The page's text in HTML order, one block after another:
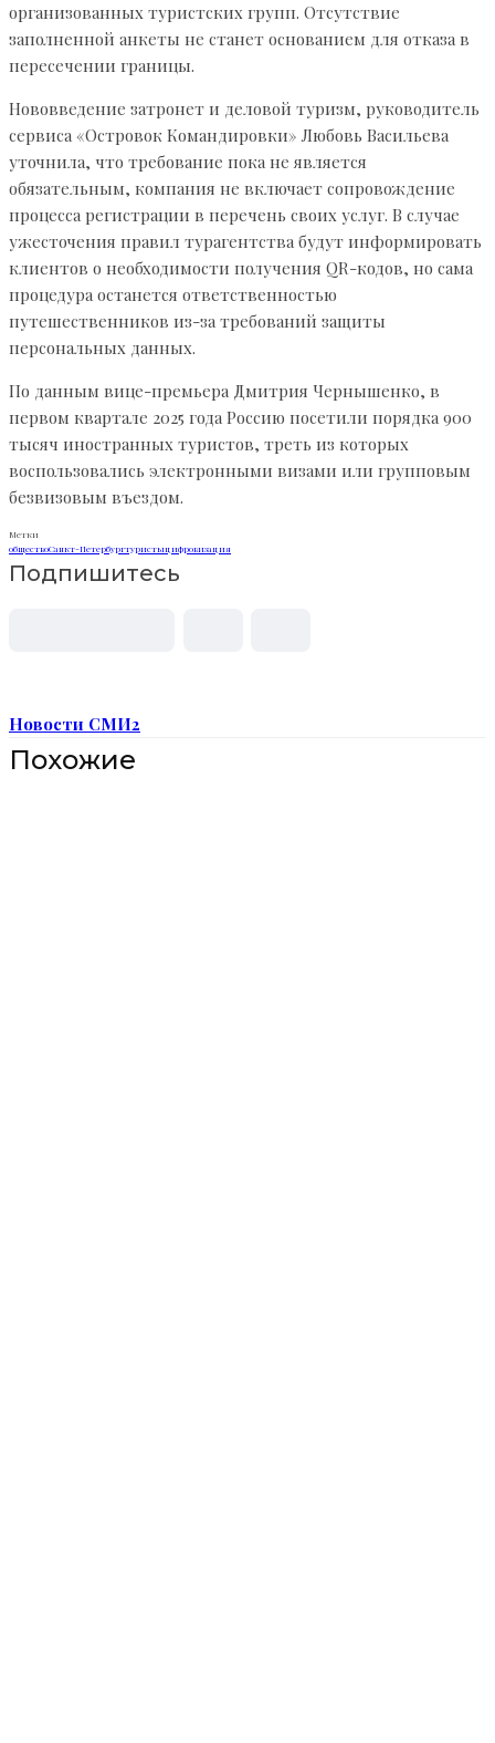
организованных туристских групп. Отсутствие
заполненной анкеты не станет основанием для отказа в
пересечении границы.
Нововведение затронет и деловой туризм, руководитель
сервиса «Островок Командировки» Любовь Васильева
уточнила, что требование пока не является
обязательным, компания не включает сопровождение
процесса регистрации в перечень своих услуг. В случае
ужесточения правил турагентства будут информировать
клиентов о необходимости получения QR-кодов, но сама
процедура останется ответственностью
путешественников из-за требований защиты
персональных данных.
По данным вице-премьера Дмитрия Чернышенко, в
первом квартале 2025 года Россию посетили порядка 900
тысяч иностранных туристов, треть из которых
воспользовались электронными визами или групповым
безвизовым въездом.
Метки
обществоСанкт-Петербургтуристыцифровизация
Подпишитесь
Новости СМИ2
Похожие